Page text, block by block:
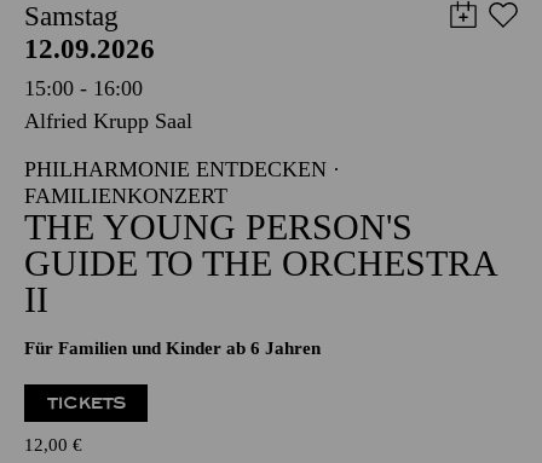
Samstag
12.09.2026
15:00 - 16:00
Alfried Krupp Saal
PHILHARMONIE ENTDECKEN ·
FAMILIENKONZERT
THE YOUNG PERSON'S
GUIDE TO THE ORCHESTRA
II
Für Familien und Kinder ab 6 Jahren
TICKETS
12,00 €